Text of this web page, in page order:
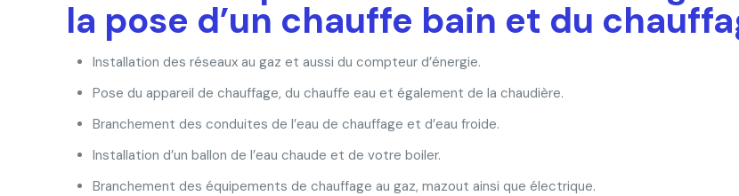
la pose d’un chauffe bain et du
Installation des réseaux au gaz et aussi du compteur d’énergie.
Pose du appareil de chauffage, du chauffe eau et également de la chaudière.
Branchement des conduites de l’eau de chauffage et d’eau froide.
Installation d’un ballon de l’eau chaude et de votre boiler.
Branchement des équipements de chauffage au gaz, mazout ainsi que électrique.